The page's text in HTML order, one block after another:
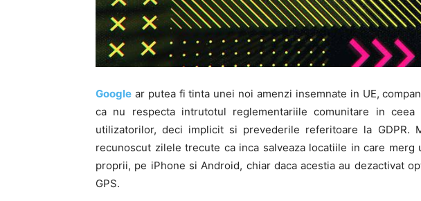
Google ar putea fi tinta unei noi amenzi insemnate in UE,
ca nu respecta intrutotul reglementariile comunitare in
utilizatorilor, deci implicit si prevederile referitoare la GDPR.
recunoscut zilele trecute ca inca salveaza locatiile in care
proprii, pe iPhone si Android, chiar daca acestia au dezactivat
GPS.